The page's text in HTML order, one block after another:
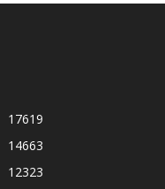
17619
14663
12323